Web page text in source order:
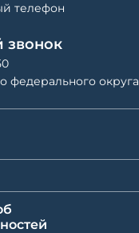
телефон
звонок
федерального округа